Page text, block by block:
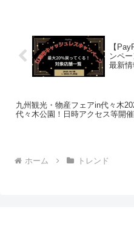
【
ンペ
最新情
九州観光・物産フェアin代々木
代々木公園！日時アクセス等開催
ホーム トレンド